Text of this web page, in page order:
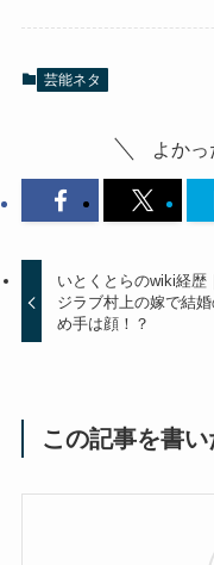
芸能ネタ
よかっ
いとくとらのwiki経歴
ジラブ村上の嫁で結
め手は顔！？
この記事を書い